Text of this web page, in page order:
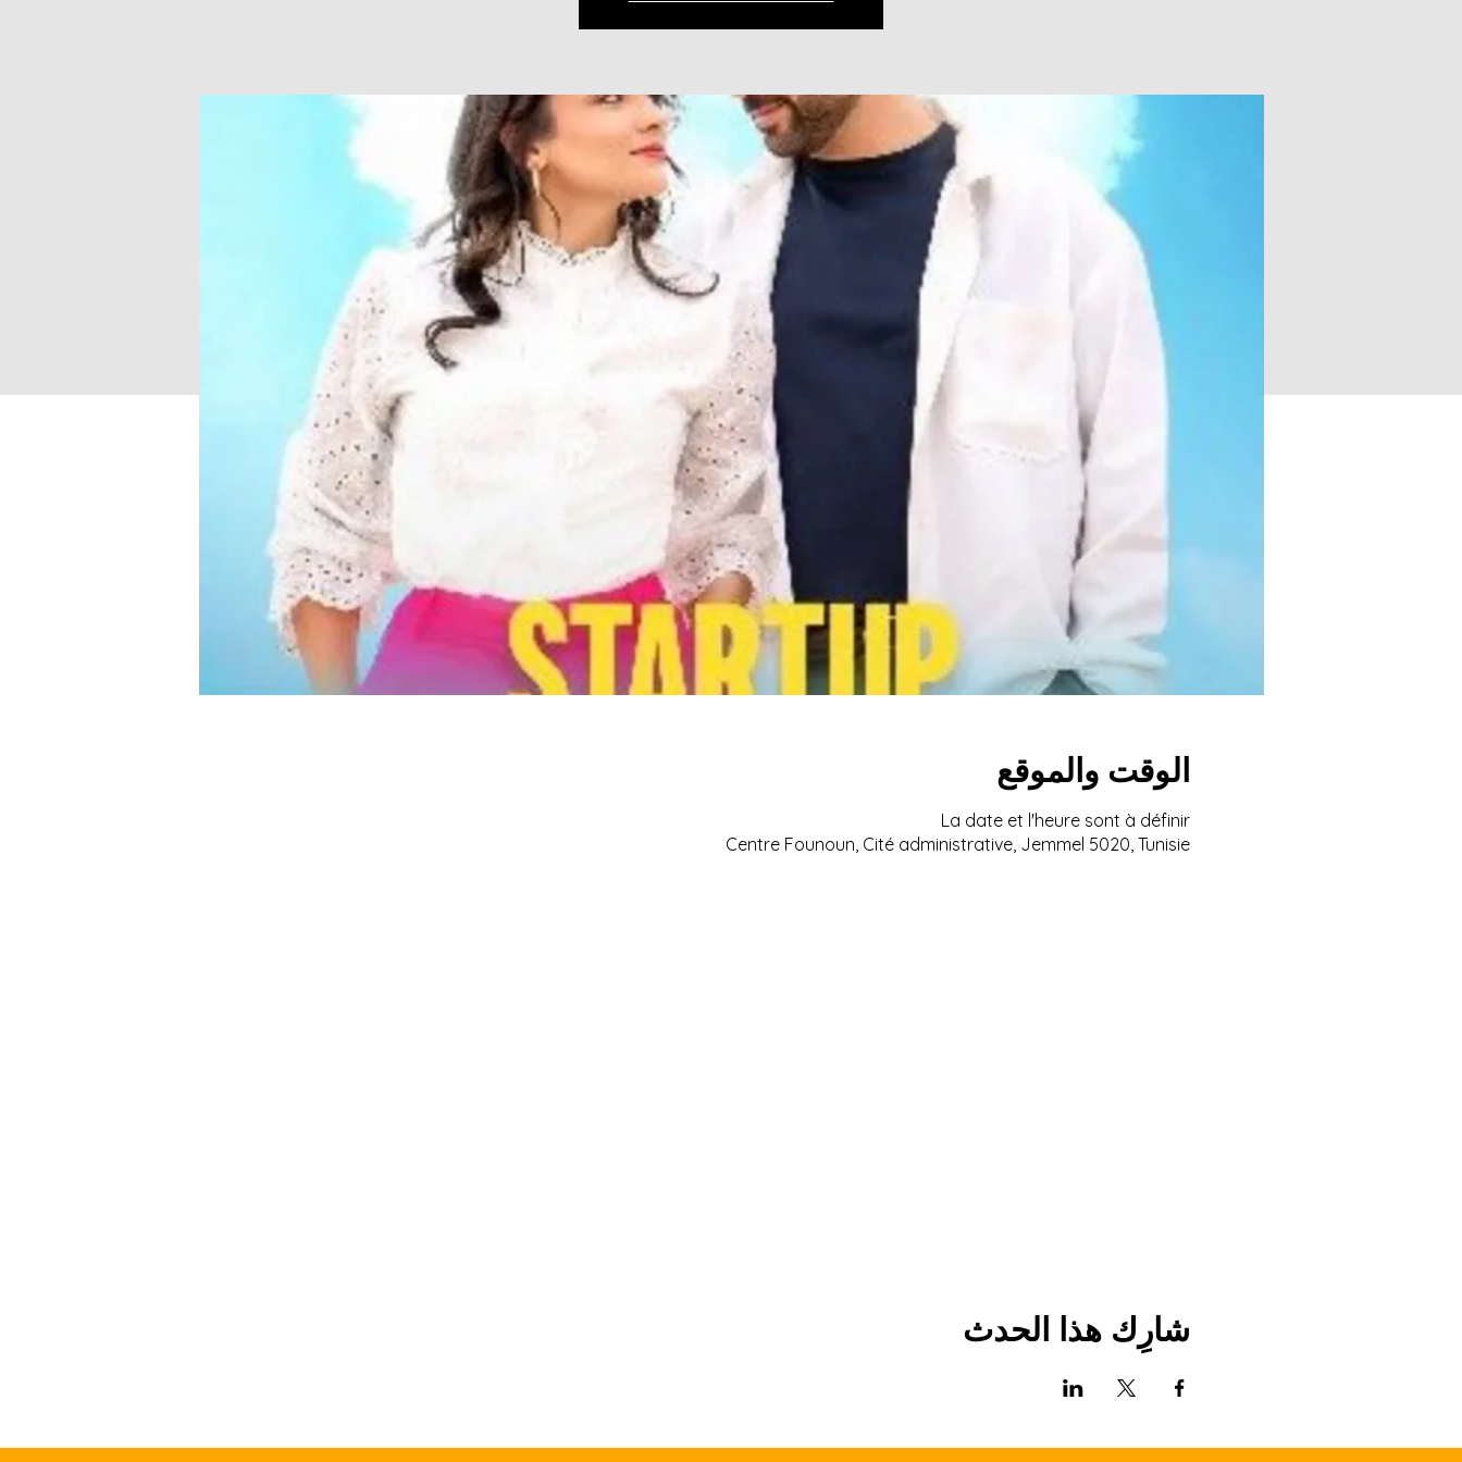
الوقت والموقع
La date et l'heure sont à définir
Centre Founoun, Cité administrative, Jemmel 5020, Tunisie
شارِك هذا الحدث